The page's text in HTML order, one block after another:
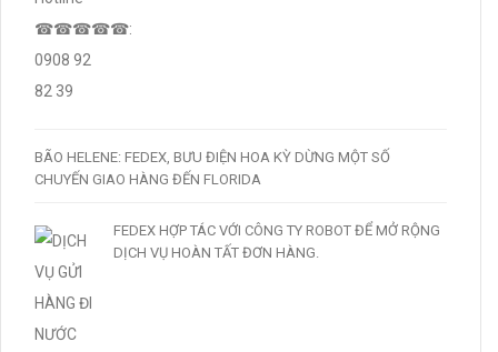
BÃO HELENE: FEDEX, BƯU ĐIỆN HOA KỲ DỪNG MỘT SỐ
CHUYẾN GIAO HÀNG ĐẾN FLORIDA
FEDEX HỢP TÁC VỚI CÔNG TY ROBOT ĐỂ MỞ RỘNG
DỊCH VỤ HOÀN TẤT ĐƠN HÀNG.